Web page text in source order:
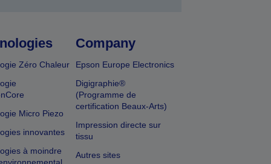
Zéro Chaleur
Micro Piezo
innovantes
à moindre
Company
Epson Europe Electronics
Digigraphie®
(Programme de
certification Beaux-Arts)
Impression directe sur
tissu
Autres sites